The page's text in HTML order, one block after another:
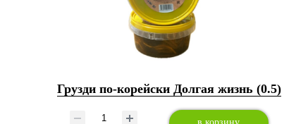
Грузди по-корейски Долгая жизнь (0.5)